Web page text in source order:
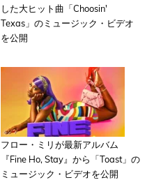
した大ヒット曲「Choosin'
Texas」のミュージック・ビデオ
を公開
フロー・ミリが最新アルバム
『Fine Ho, Stay』から「Toast」の
ミュージック・ビデオを公開